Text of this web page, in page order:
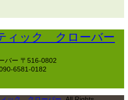
バー 〒516-0802
6581-0182